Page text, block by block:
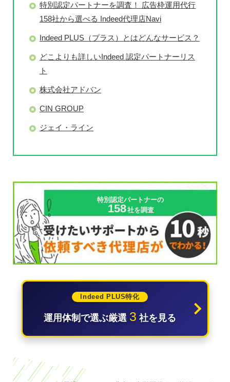
特別認定パートナーを調査！ 広告枠運用代行
158社から選べる Indeed代理店Navi
Indeed PLUS（プラス）とはどんなサービス？
どこよりも詳しいIndeed 認定パートナーリス
ト
株式会社アドバン
CIN GROUP
ジェイ・ライン
特別認定パートナーの
158社を調査
Indeed PLUS特化
運用体制で選ぶ厳選 3 社を見る